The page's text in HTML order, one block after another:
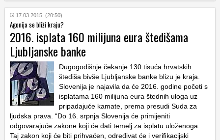
17.03.2015. (20:50)
Agonija se bliži kraju?
2016. isplata 160 milijuna eura štedišama
Ljubljanske banke
Dugogodišnje čekanje 130 tisuća hrvatskih
štediša bivše Ljubljanske banke blizu je kraja.
Slovenija je najavila da će 2016. godine početi s
isplatama 160 milijuna eura štednih uloga uz
pripadajuće kamate, prema presudi Suda za
ljudska prava. “Do 16. srpnja Slovenija će primijeniti
odgovarajuće zakone koji će dati temelj za isplatu uloženoga.
Taj zakon koji će biti prihvaćen, određivat će i verifikacijski